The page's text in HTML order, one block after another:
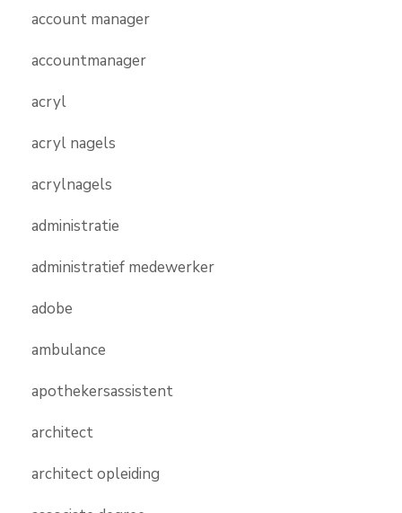
account manager
accountmanager
acryl
acryl nagels
acrylnagels
administratie
administratief medewerker
adobe
ambulance
apothekersassistent
architect
architect opleiding